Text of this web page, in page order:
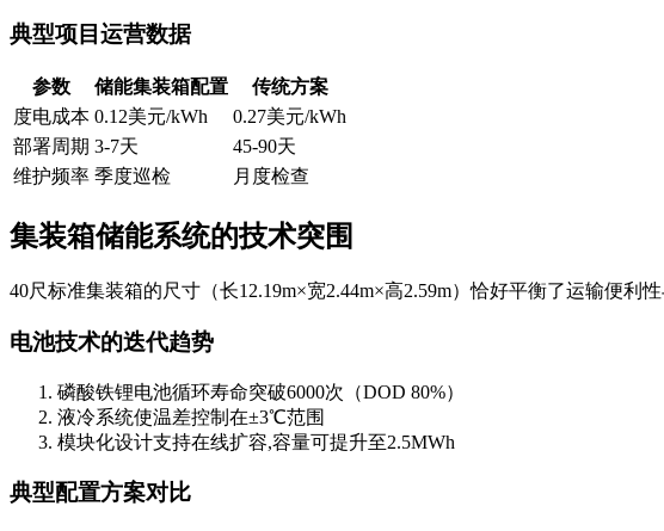
典型项目运营数据
参数 储能集装箱配置
传统方案
度电成本 0.12美元/kWh
0.27美元/kWh
部署周期 3-7天
45-90天
维护频率 季度巡检 月度检查
集装箱储能系统的技术突围
40尺标准集装箱的尺寸（长12.19m×宽2.44m×高2.59m）恰好平衡了运输便利
电池技术的迭代趋势
磷酸铁锂电池循环寿命突破6000次（DOD 80%）
液冷系统使温差控制在±3℃范围
模块化设计支持在线扩容,容量可提升至2.5MWh
典型配置方案对比